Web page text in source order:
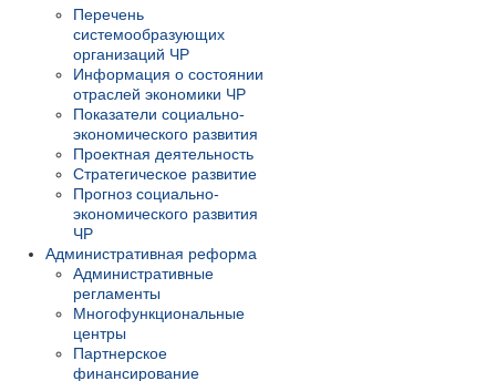
Перечень
системообразующих
организаций ЧР
Информация о состоянии
отраслей экономики ЧР
Показатели социально-
экономического развития
Проектная деятельность
Стратегическое развитие
Прогноз социально-
экономического развития
ЧР
Административная реформа
Административные
регламенты
Многофункциональные
центры
Партнерское
финансирование